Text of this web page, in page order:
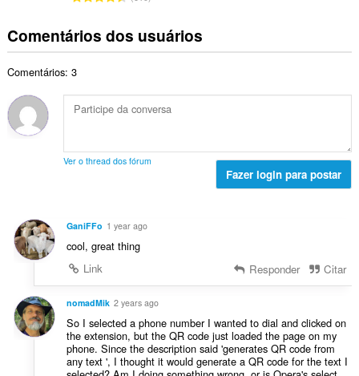
c
a
e
s
s
s
i
c
õ
e
c
s
s
f
i
õ
e
o
t
d
e
a
f
i
ç
õ
e
s
:
e
t
o
l
l
s
i
f
i
c
a
ç
Comentários dos usuários
Comentários: 3
Ver o thread dos fórum
Fazer login para postar
GaniFFo 1 year ago
cool, great thing
Link
Responder Citar
nomadMik 2 years ago
So I selected a phone number I wanted to dial and clicked on
the extension, but the QR code just loaded the page on my
phone. Since the description said 'generates QR code from
any text ', I thought it would generate a QR code for the text I